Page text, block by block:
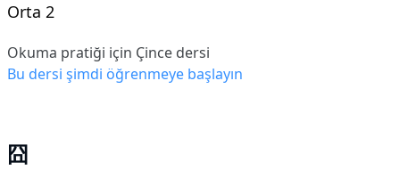
Orta 2
Okuma pratiği için Çince dersi
Bu dersi şimdi öğrenmeye başlayın
囧